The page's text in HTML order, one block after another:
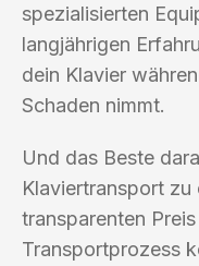
spezialisierten
langjährigen
dein Klavier
Schaden nimmt.
Und das Beste
Klaviertransport zu
transparenten
Transportprozess